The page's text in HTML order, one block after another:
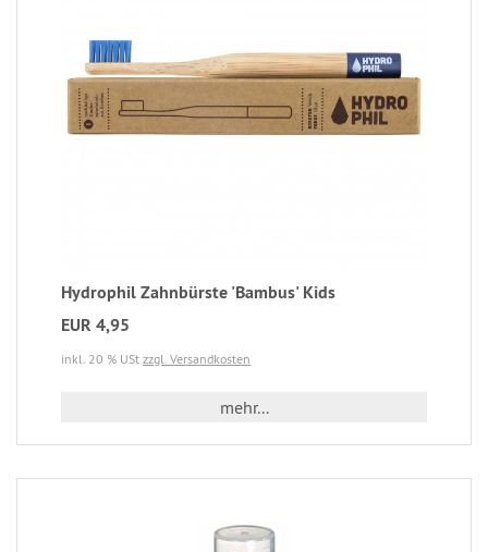
Hydrophil Zahnbürste 'Bambus' Kids
EUR 4,95
inkl. 20 % USt zzgl. Versandkosten
mehr...